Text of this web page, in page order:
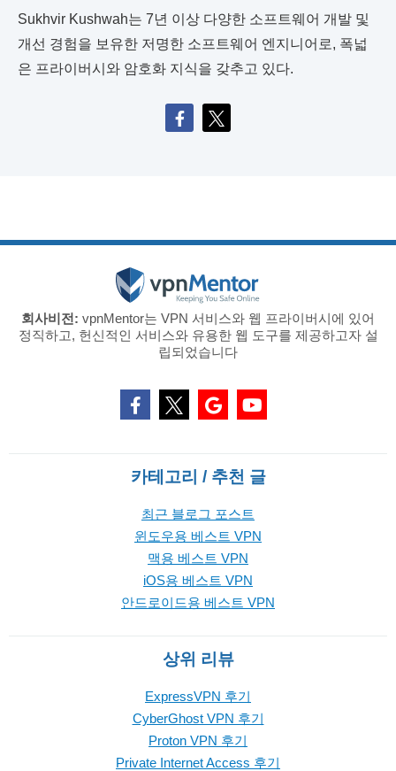
Sukhvir Kushwah는 7년 이상 다양한 소프트웨어 개발 및
개선 경험을 보유한 저명한 소프트웨어 엔지니어로, 폭넓
은 프라이버시와 암호화 지식을 갖추고 있다.
회사비전: vpnMentor는 VPN 서비스와 웹 프라이버시에 있어
정직하고, 헌신적인 서비스와 유용한 웹 도구를 제공하고자 설
립되었습니다
카테고리 / 추천 글
최근 블로그 포스트
윈도우용 베스트 VPN
맥용 베스트 VPN
iOS용 베스트 VPN
안드로이드용 베스트 VPN
상위 리뷰
ExpressVPN 후기
CyberGhost VPN 후기
Proton VPN 후기
Private Internet Access 후기